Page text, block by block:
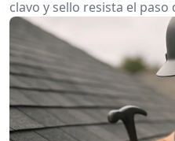
clavo y sello resista el